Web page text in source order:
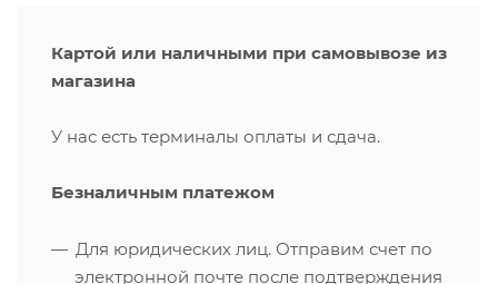
Картой или наличными при самовывозе из
магазина
У нас есть терминалы оплаты и сдача.
Безналичным платежом
Для юридических лиц. Отправим счет по
электронной почте после подтверждения